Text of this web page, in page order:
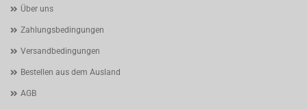
Über uns
Zahlungsbedingungen
Versandbedingungen
Bestellen aus dem Ausland
AGB